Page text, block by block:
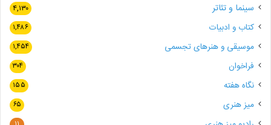
سینما و تئاتر ۴,۱۳۰
کتاب و ادبیات ۱,۴۸۶
موسیقی و هنرهای تجسمی ۱,۴۵۴
فراخوان ۳۰۴
نگاه هفته ۱۵۵
میز هنری ۶۵